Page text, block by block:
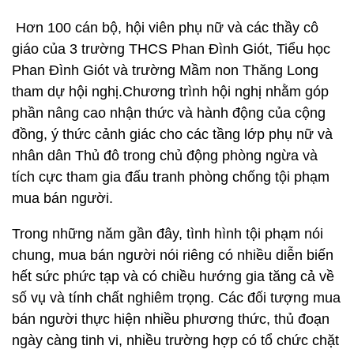
Hơn 100 cán bộ, hội viên phụ nữ và các thầy cô
giáo của 3 trường THCS Phan Đình Giót, Tiểu học
Phan Đình Giót và trường Mầm non Thăng Long
tham dự hội nghị.Chương trình hội nghị nhằm góp
phần nâng cao nhận thức và hành động của cộng
đồng, ý thức cảnh giác cho các tầng lớp phụ nữ và
nhân dân Thủ đô trong chủ động phòng ngừa và
tích cực tham gia đấu tranh phòng chống tội phạm
mua bán người.
Trong những năm gần đây, tình hình tội phạm nói
chung, mua bán người nói riêng có nhiều diễn biến
hết sức phức tạp và có chiều hướng gia tăng cả về
số vụ và tính chất nghiêm trọng. Các đối tượng mua
bán người thực hiện nhiều phương thức, thủ đoạn
ngày càng tinh vi, nhiều trường hợp có tổ chức chặt